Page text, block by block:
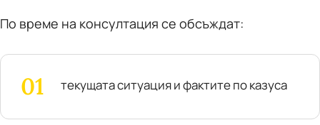
По време на консултация се обсъждат:
текущата ситуация и фактите по казуса